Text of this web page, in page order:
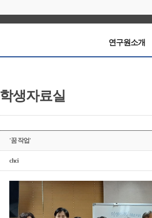
연구원소개
학생자료실
'꿈 작업'
chci